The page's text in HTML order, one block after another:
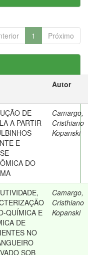
1 Próximo
Autor
DE
A PARTIR
E
DO
Camargo,
Cristhiano
Kopanski
QUÍMICA E
DE
NO
SOB
Camargo,
Cristhiano
Kopanski